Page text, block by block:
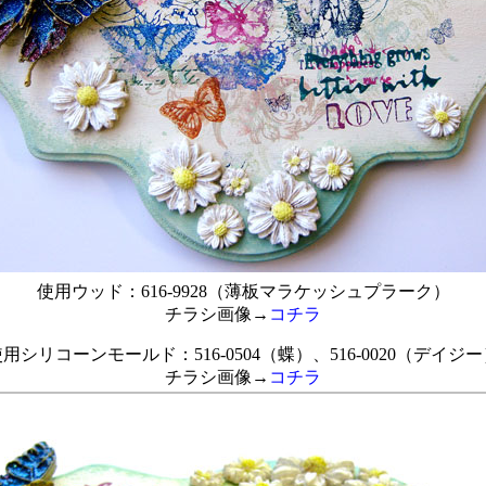
使用ウッド：616-9928（薄板マラケッシュプラーク）
チラシ画像→ コチラ
シリコーンモールド：516-0504（蝶）、516-0020（デイジ
チラシ画像→ コチラ